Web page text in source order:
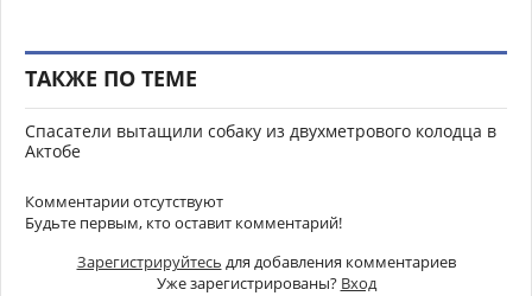
ТАКЖЕ ПО ТЕМЕ
Спасатели вытащили собаку из двухметрового колодца в
Актобе
Комментарии отсутствуют
Будьте первым, кто оставит комментарий!
Зарегистрируйтесь для добавления комментариев
Уже зарегистрированы? Вход